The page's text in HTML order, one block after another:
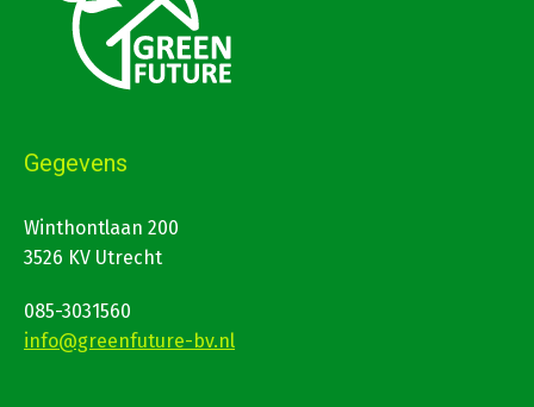
Gegevens
Winthontlaan 200
3526 KV Utrecht
085-3031560
info@greenfuture-bv.nl